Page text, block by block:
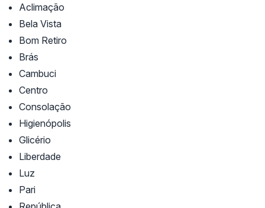
Aclimação
Bela Vista
Bom Retiro
Brás
Cambuci
Centro
Consolação
Higienópolis
Glicério
Liberdade
Luz
Pari